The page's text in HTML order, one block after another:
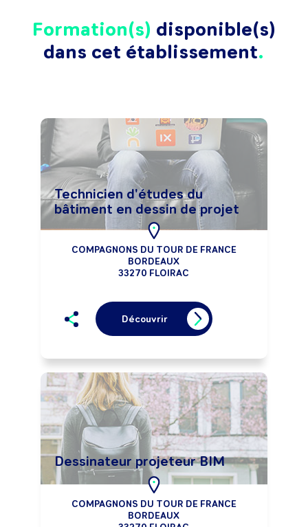
Formation(s) disponible(s)
dans cet établissement
Technicien d'études du
bâtiment en dessin de projet
COMPAGNONS DU TOUR DE FRANCE
BORDEAUX
33270 FLOIRAC
Découvrir
Dessinateur projeteur BIM
COMPAGNONS DU TOUR DE FRANCE
BORDEAUX